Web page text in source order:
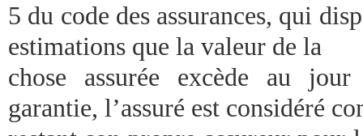
5 du code des assurances, qui
estimations que la valeur de la
chose assurée excède au
garantie, l’assuré est considéré